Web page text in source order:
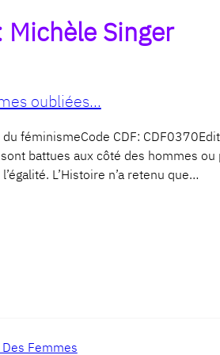
Michèle Singer
oubliées…
féminismeCode CDF:
battues aux côté des hommes
L’Histoire n’a retenu que…
Femmes